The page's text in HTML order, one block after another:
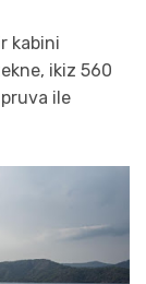
kabini
ikiz 560
pruva ile